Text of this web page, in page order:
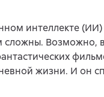
интеллекте
сложны. Возможно,
жизни. И он